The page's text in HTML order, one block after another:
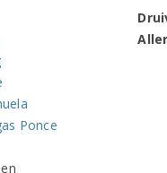
Ponce